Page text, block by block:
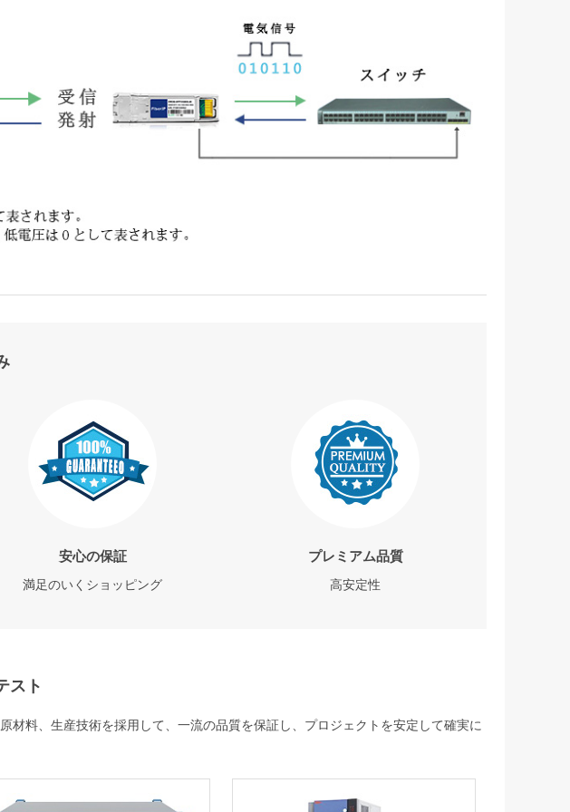
安心の保証
満足のいくショッピング
プレミアム品質
高安定性
スト
料、生産技術を採用して、一流の品質を保証し、プロジェクトを安定して確実に